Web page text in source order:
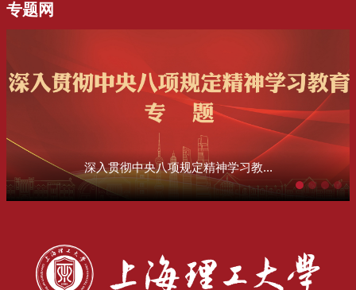
专题网
深入贯彻中央八项规定精神学习教...